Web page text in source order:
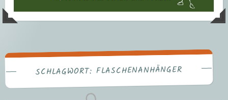
Tinkerswelt – Kreatives aus
Freizeit und Schule
SCHLAGWORT: FLASCHENANHÄNGER